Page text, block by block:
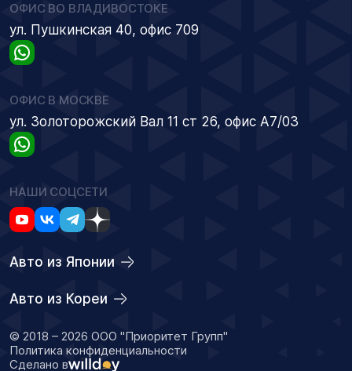
ОФИС ВО ВЛАДИВОСТОКЕ
ул. Пушкинская 40, офис 709
ОФИС В МОСКВЕ
ул. Золоторожский Вал 11 ст 26, офис А7/03
НАШИ СОЦСЕТИ
Авто из Японии
Авто из Кореи
© 2018 – 2026 ООО "Приоритет Групп"
Политика конфиденциальности
Сделано в